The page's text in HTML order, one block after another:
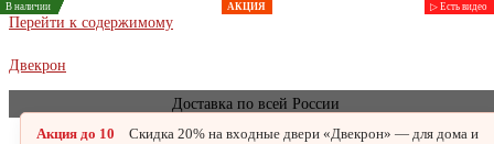
Перейти к содержимому
Двекрон
Доставка по всей России
Акция до 10
Скидка 20% на входные двери «Двекрон» — для дома и
АКЦИЯ
В наличии АКЦИЯ ▷ Есть видео
В наличии АКЦИЯ
В наличии АКЦИЯ
В наличии АКЦИЯ
В наличии АКЦИЯ
В наличии АКЦИЯ
В наличии АКЦИЯ
В наличии